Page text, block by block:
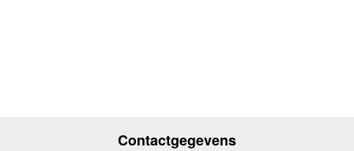
Contactgegevens